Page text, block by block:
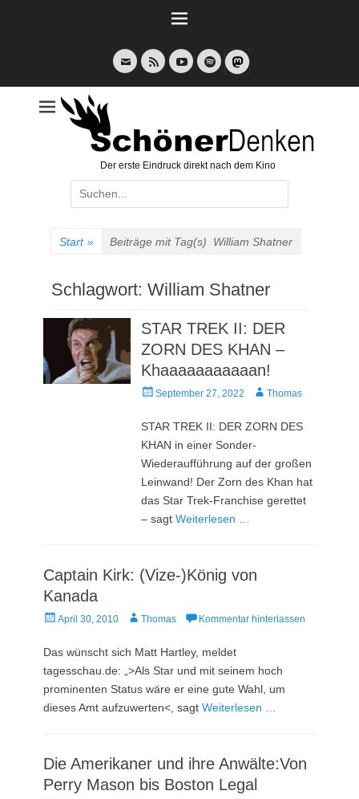
E-
Mail
Feed YouTubeSpotify
Der erste Eindruck direkt nach dem Kino
Suche
nach:
Start » Beiträge mit Tag(s) William Shatner
Schlagwort: William Shatner
STAR TREK II: DER
ZORN DES KHAN –
Khaaaaaaaaaaan!
Veröffentlicht
September 27, 2022 AutorThomas
STAR TREK II: DER ZORN DES
KHAN in einer Sonder-
Wiederaufführung auf der großen
Leinwand! Der Zorn des Khan hat
das Star Trek-Franchise gerettet
– sagtWeiterlesen …
Captain Kirk: (Vize-)König von
Kanada
Veröffentlicht
April 30, 2010 AutorThomas Kommentar hinterlassen
Das wünscht sich Matt Hartley, meldet
tagesschau.de: „>Als Star und mit seinem hoch
prominenten Status wäre er eine gute Wahl, um
dieses Amt aufzuwerten<, sagt Weiterlesen …
Die Amerikaner und ihre Anwälte:Von
Perry Mason bis Boston Legal